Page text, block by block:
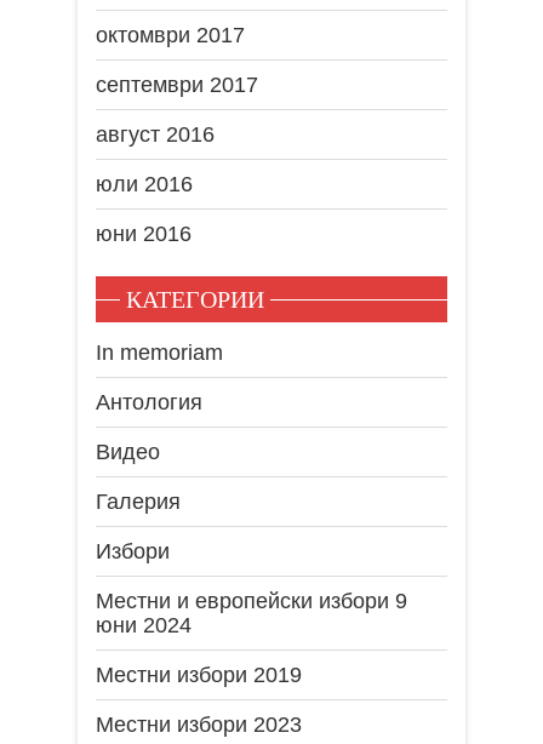
октомври 2017
септември 2017
август 2016
юли 2016
юни 2016
КАТЕГОРИИ
In memoriam
Антология
Видео
Галерия
Избори
Местни и европейски избори 9
юни 2024
Местни избори 2019
Местни избори 2023